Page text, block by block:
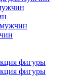
мужчин
фигуры
фигуры